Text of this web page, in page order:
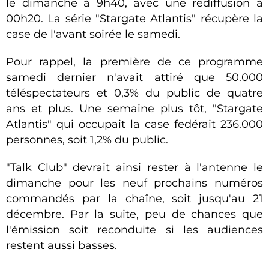
le dimanche à 9h40, avec une rediffusion à
00h20. La série "Stargate Atlantis" récupère la
case de l'avant soirée le samedi.
Pour rappel, la première de ce programme
samedi dernier n'avait attiré que 50.000
téléspectateurs et 0,3% du public de quatre
ans et plus. Une semaine plus tôt, "Stargate
Atlantis" qui occupait la case fedérait 236.000
personnes, soit 1,2% du public.
"Talk Club" devrait ainsi rester à l'antenne le
dimanche pour les neuf prochains numéros
commandés par la chaîne, soit jusqu'au 21
décembre. Par la suite, peu de chances que
l'émission soit reconduite si les audiences
restent aussi basses.